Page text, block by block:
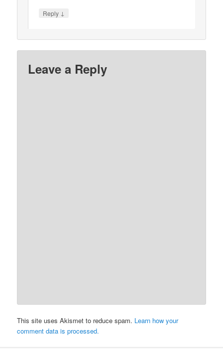
Reply ↓
Leave a Reply
This site uses Akismet to reduce spam. Learn how your
comment data is processed.